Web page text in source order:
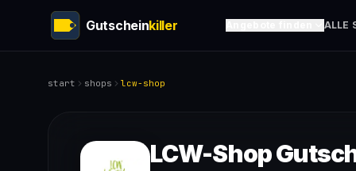
Gutscheinkiller ALLE
start shops lcw-shop
LCW-Shop